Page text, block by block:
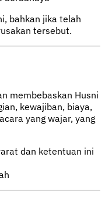
bahkan jika telah
tersebut.
membebaskan Husni
kewajiban, biaya,
yang wajar, yang
dan ketentuan ini